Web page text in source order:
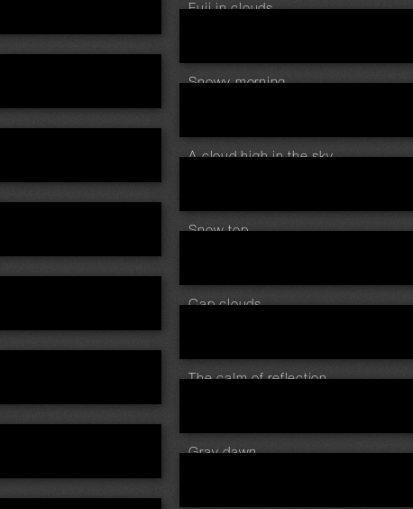
Fuji in clouds
Snowy morning
A cloud high in the sky.
Snow top
Cap clouds
The calm of reflection
Gray dawn